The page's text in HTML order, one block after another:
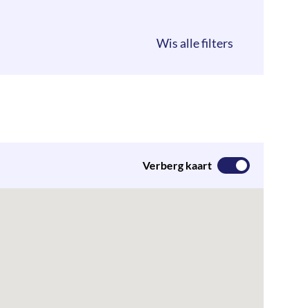
Verberg kaart